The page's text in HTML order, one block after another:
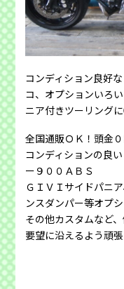
コンディション良好
コ、オプションいろ
ニア付きツーリング
全国通販ＯＫ！頭金
コンディションの良
ー９００ＡＢＳ
ＧＩＶＩサイドパニ
ンスダンパー等オプ
その他カスタムなど
要望に沿えるよう頑